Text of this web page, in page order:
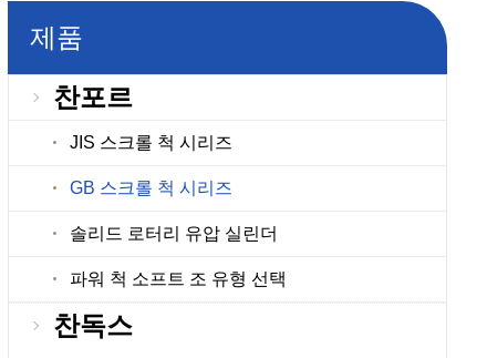
제품
찬포르
JIS 스크롤 척 시리즈
GB 스크롤 척 시리즈
솔리드 로터리 유압 실린더
파워 척 소프트 조 유형 선택
찬독스